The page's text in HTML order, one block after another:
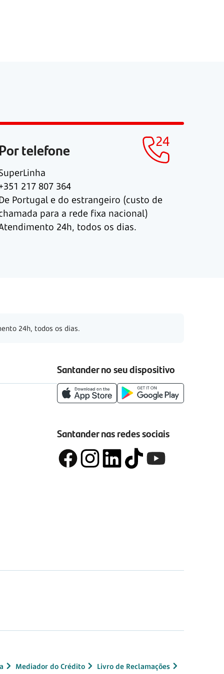
Por telefone
217 807 364
Portugal e do estrangeiro (custo de
para a rede fixa nacional)
24h, todos os dias.
24h, todos os dias.
Santander no seu dispositivo
Santander nas redes sociais
Mediador do Crédito Livro de Reclamações